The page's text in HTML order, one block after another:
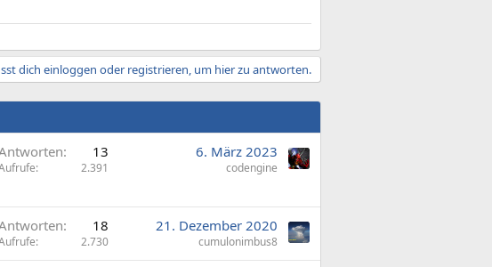
dich einloggen oder registrieren, um hier zu antworten.
13
2.391
6. März 2023
codengine
18
2.730
21. Dezember 2020
cumulonimbus8